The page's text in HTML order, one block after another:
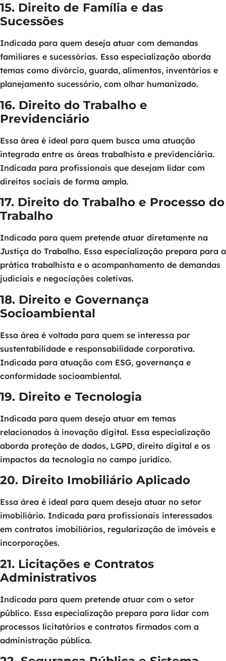
15. Direito de Família e das
Sucessões
Indicada para quem deseja atuar com demandas
familiares e sucessórias. Essa especialização aborda
temas como divórcio, guarda, alimentos, inventários e
planejamento sucessório, com olhar humanizado.
16. Direito do Trabalho e
Previdenciário
Essa área é ideal para quem busca uma atuação
integrada entre as áreas trabalhista e previdenciária.
Indicada para profissionais que desejam lidar com
direitos sociais de forma ampla.
17. Direito do Trabalho e Processo do
Trabalho
Indicada para quem pretende atuar diretamente na
Justiça do Trabalho. Essa especialização prepara para a
prática trabalhista e o acompanhamento de demandas
judiciais e negociações coletivas.
18. Direito e Governança
Socioambiental
Essa área é voltada para quem se interessa por
sustentabilidade e responsabilidade corporativa.
Indicada para atuação com ESG, governança e
conformidade socioambiental.
19. Direito e Tecnologia
Indicada para quem deseja atuar em temas
relacionados à inovação digital. Essa especialização
aborda proteção de dados, LGPD, direito digital e os
impactos da tecnologia no campo jurídico.
20. Direito Imobiliário Aplicado
Essa área é ideal para quem deseja atuar no setor
imobiliário. Indicada para profissionais interessados
em contratos imobiliários, regularização de imóveis e
incorporações.
21. Licitações e Contratos
Administrativos
Indicada para quem pretende atuar com o setor
público. Essa especialização prepara para lidar com
processos licitatórios e contratos firmados com a
administração pública.